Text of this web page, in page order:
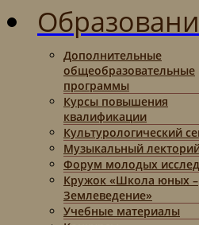
Дополнительные
общеобразовательные
программы
Курсы повышения
квалификации
Культурологический
Музыкальный
Форум молодых
Кружок «Школа юных –
Землеведение»
Учебные материалы